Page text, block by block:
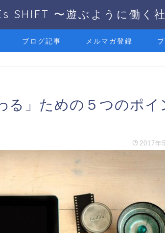
SHIFT 〜遊ぶように働く
ブログ記事 メルマガ登録
る」ための５つのポイ
2017年